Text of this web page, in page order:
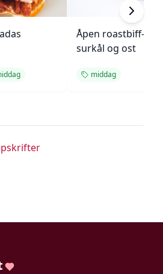
Åpen roastbiff-
surkål og ost
middag